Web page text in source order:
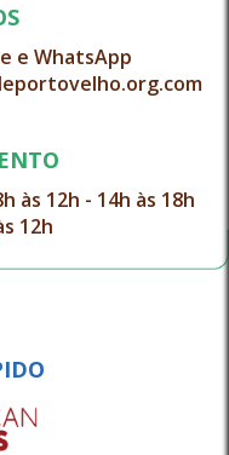
e WhatsApp
às 12h - 14h às 18h
12h